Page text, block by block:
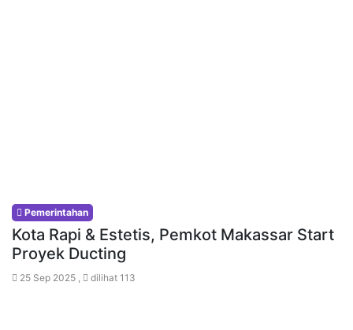
Pemerintahan
Kota Rapi & Estetis, Pemkot Makassar Start
Proyek Ducting
25 Sep 2025 , dilihat 113